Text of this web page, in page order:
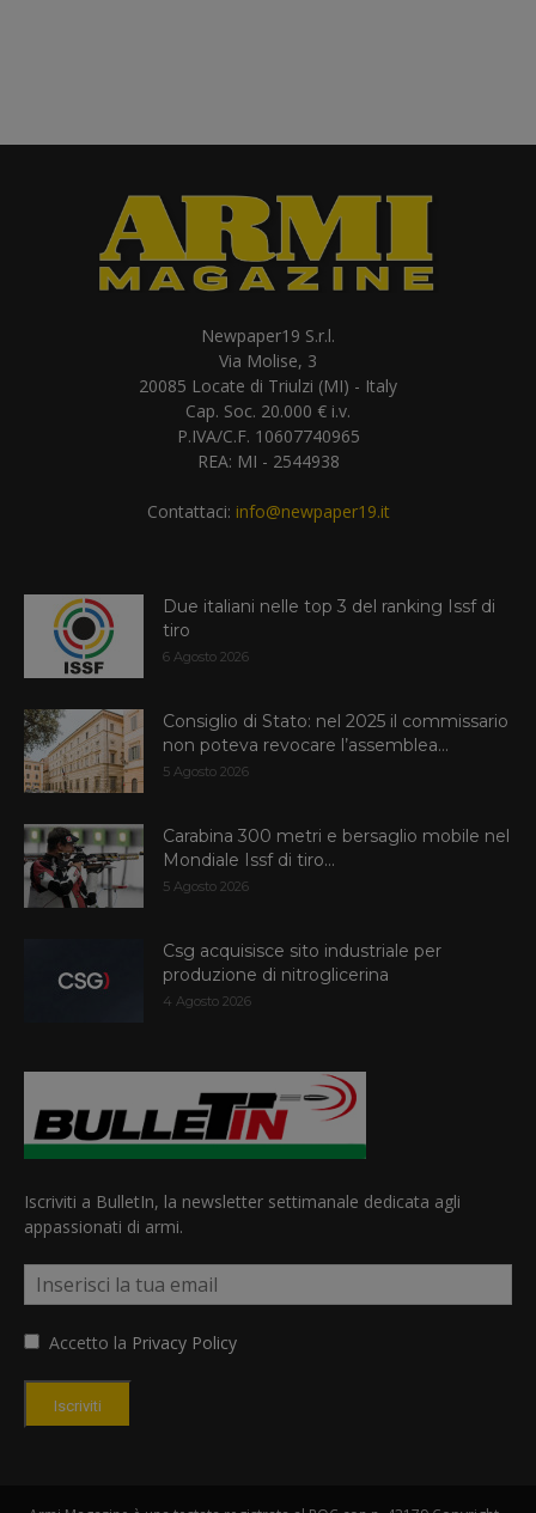
Newpaper19 S.r.l.
Via Molise, 3
20085 Locate di Triulzi (MI) - Italy
Cap. Soc. 20.000 € i.v.
P.IVA/C.F. 10607740965
REA: MI - 2544938
Contattaci: info@newpaper19.it
Due italiani nelle top 3 del ranking Issf di
tiro
6 Agosto 2026
Consiglio di Stato: nel 2025 il commissario
non poteva revocare l’assemblea...
5 Agosto 2026
Carabina 300 metri e bersaglio mobile nel
Mondiale Issf di tiro...
5 Agosto 2026
Csg acquisisce sito industriale per
produzione di nitroglicerina
4 Agosto 2026
Iscriviti a BulletIn, la newsletter settimanale dedicata agli
appassionati di armi.
Accetto la Privacy Policy
Iscriviti